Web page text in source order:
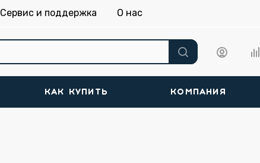
Сервис и поддержка О нас
КАК КУПИТЬ КОМПАНИЯ